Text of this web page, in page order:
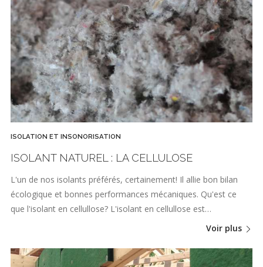
ISOLATION ET INSONORISATION
ISOLANT NATUREL : LA CELLULOSE
L'un de nos isolants préférés, certainement! Il allie bon bilan
écologique et bonnes performances mécaniques. Qu'est ce
que l'isolant en cellullose? L'isolant en cellullose est…
Voir plus